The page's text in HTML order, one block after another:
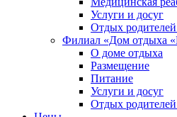
Услуги и досуг
Отдых родителей
Филиал «Дом отдыха
О доме отдыха
Размещение
Питание
Услуги и досуг
Отдых родителей